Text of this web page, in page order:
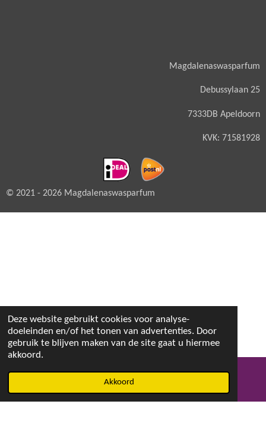
Deze website gebruikt cookies voor analyse-
doeleinden en/of het tonen van advertenties. Door
gebruik te blijven maken van de site gaat u hiermee
akkoord.
Akkoord
Magdalenaswasparfum
Debussylaan 25
7333DB Apeldoorn
KVK: 71581928
© 2021 - 2026 Magdalenaswasparfum